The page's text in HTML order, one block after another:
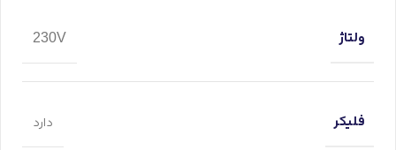
ولتاژ 230V
فلیکر دارد